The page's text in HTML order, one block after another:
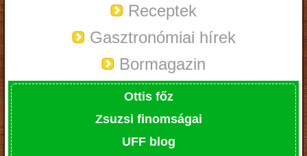
Receptek
Gasztronómiai hírek
Bormagazin
Ottis főz
Zsuzsi finomságai
UFF blog